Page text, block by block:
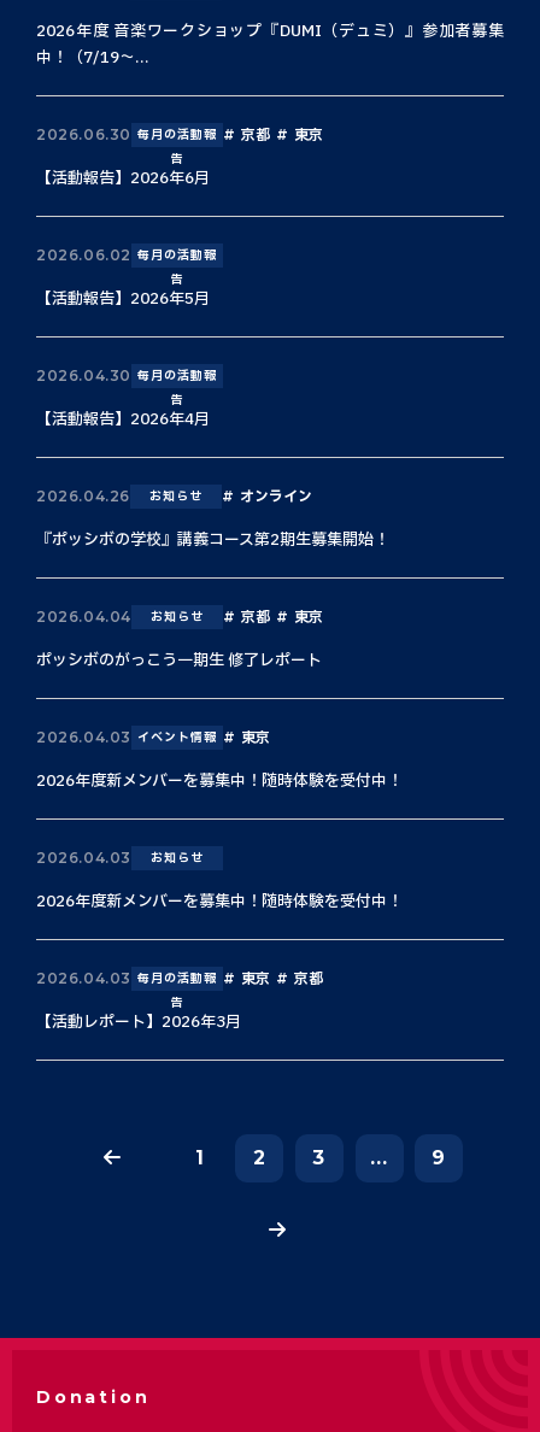
2026年度 音楽ワークショップ『DUMI（デュミ）』参加者募集
中！（7/19〜...
2026.06.30 毎月の活動報
告
京都 東京
【活動報告】2026年6月
2026.06.02 毎月の活動報
告
【活動報告】2026年5月
2026.04.30 毎月の活動報
告
【活動報告】2026年4月
2026.04.26 お知らせ オンライン
『ポッシボの学校』講義コース第2期生募集開始！
2026.04.04 お知らせ 京都 東京
ポッシボのがっこう一期生 修了レポート
2026.04.03 イベント情報 東京
2026年度新メンバーを募集中！随時体験を受付中！
2026.04.03 お知らせ
2026年度新メンバーを募集中！随時体験を受付中！
2026.04.03 毎月の活動報
告
東京 京都
【活動レポート】2026年3月
1 2 3 ... 9
Donation